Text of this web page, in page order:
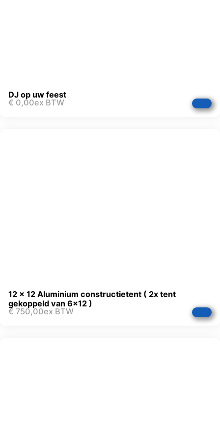
DJ op uw feest
€ 0,00ex BTW
12 x 12 Aluminium constructietent ( 2x tent
gekoppeld van 6×12 )
€ 750,00ex BTW